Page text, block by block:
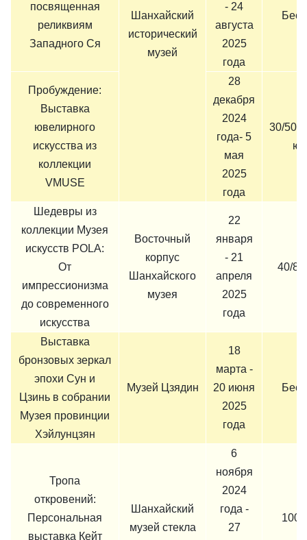
Шанхайский
исторический
музей
посвященная
реликвиям
Западного Ся
- 24
августа
2025
года
Пробуждение:
Выставка
ювелирного
искусства из
коллекции
VMUSE
28
декабря
2024
года- 5
мая
2025
года
30/50/
Шедевры из
коллекции Музея
искусств POLA:
От
импрессионизма
до современного
искусства
Восточный
корпус
Шанхайского
музея
22
января
- 21
апреля
2025
года
40/
Выставка
бронзовых зеркал
эпохи Сун и
Цзинь в собрании
Музея провинции
Хэйлунцзян
Музей Цзядин
18
марта -
20 июня
2025
года
Тропа
откровений:
Персональная
выставка Кейт
Шанхайский
музей стекла
6
ноября
2024
года -
27
100